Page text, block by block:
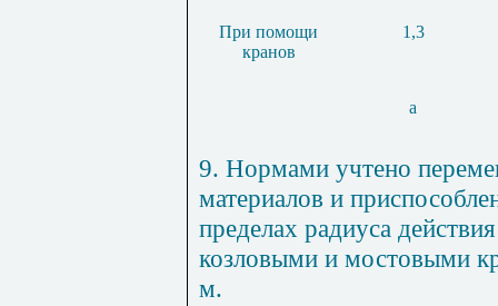
При помощи
кранов
1 ,3
а
9. Нормами учтено
материалов и присп
пределах радиуса действи
козловыми и мостовыми
м.